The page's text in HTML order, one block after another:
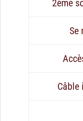
2ème
Se
Câble